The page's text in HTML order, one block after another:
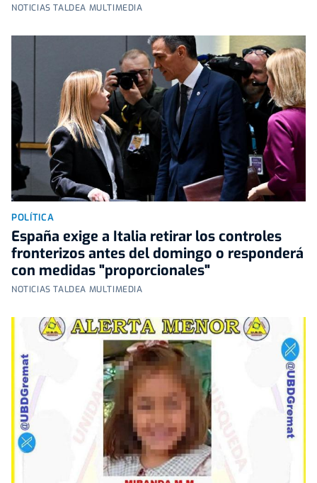
NOTICIAS TALDEA MULTIMEDIA
POLÍTICA
España exige a Italia retirar los controles
fronterizos antes del domingo o responderá
con medidas "proporcionales"
NOTICIAS TALDEA MULTIMEDIA